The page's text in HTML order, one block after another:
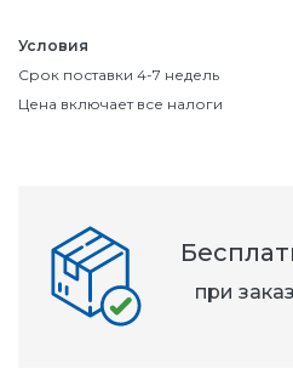
Условия
Срок поставки 4-7 недель
Цена включает все налоги
при